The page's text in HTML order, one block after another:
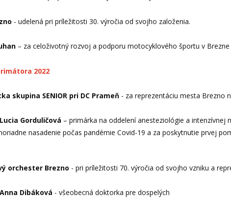
- udelená pri príležitosti 30. výročia od svojho založenia.
– za celoživotný rozvoj a podporu motocyklového športu v Brezne
2022
skupina SENIOR pri DC Prameň - za reprezentáciu mesta Brezno
Gorduličová – primárka na oddelení anesteziológie a intenzívnej
nasadenie počas pandémie Covid-19 a za poskytnutie prvej
orchester Brezno - pri príležitosti 70. výročia od svojho vzniku a
Dibáková - všeobecná doktorka pre dospelých